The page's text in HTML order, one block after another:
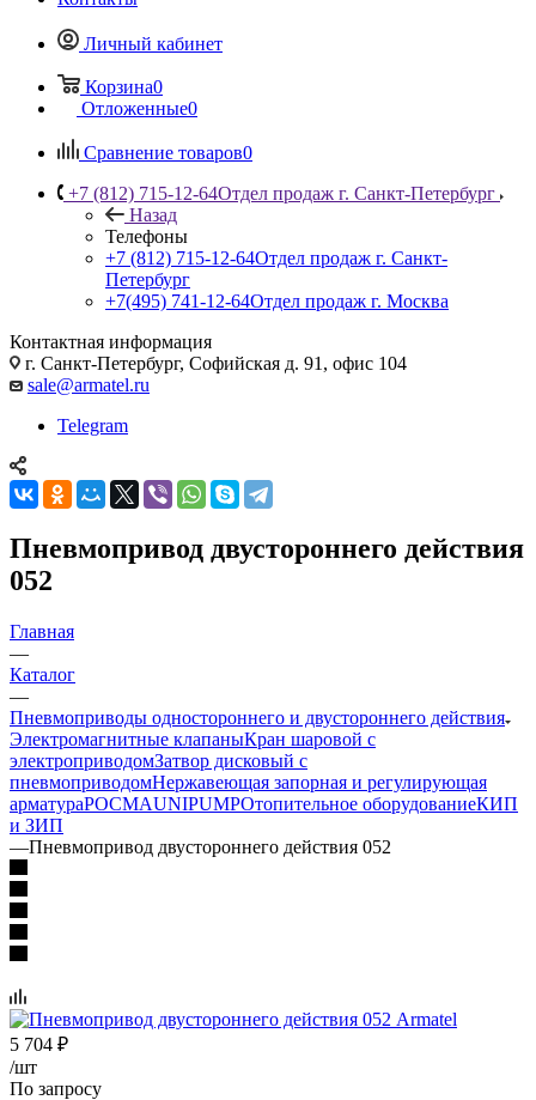
Личный кабинет
Корзина0
Отложенные0
Сравнение товаров0
+7 (812) 715-12-64Отдел продаж г. Санкт-Петербург
Назад
Телефоны
+7 (812) 715-12-64Отдел продаж г. Санкт-
Петербург
+7(495) 741-12-64Отдел продаж г. Москва
Контактная информация
г. Санкт-Петербург, Софийская д. 91, офис 104
sale@armatel.ru
Telegram
Пневмопривод двустороннего действия
052
Главная
—
Каталог
—
Пневмоприводы одностороннего и двустороннего действия
Электромагнитные клапаныКран шаровой с
электроприводомЗатвор дисковый с
пневмоприводомНержавеющая запорная и регулирующая
арматураРОСМАUNIPUMPОтопительное оборудованиеКИП
и ЗИП
—Пневмопривод двустороннего действия 052
5 704 ₽
/шт
По запросу